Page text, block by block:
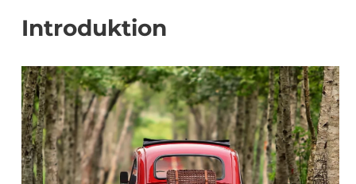
Introduktion